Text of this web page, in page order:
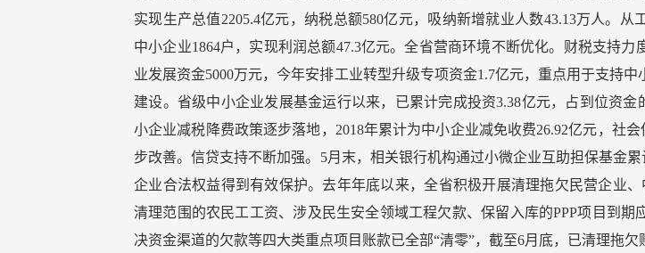
实现生产总值2205.4亿元，纳税总额580亿元，吸纳新增就业人数43.13万人。从
中小企业1864户，实现利润总额47.3亿元。全省营商环境不断优化。财税支持力
业发展资金5000万元，今年安排工业转型升级专项资金1.7亿元，重点用于支持
建设。省级中小企业发展基金运行以来，已累计完成投资3.38亿元，占到位资金
小企业减税降费政策逐步落地，2018年累计为中小企业减免收费26.92亿元，社
步改善。信贷支持不断加强。5月末，相关银行机构通过小微企业互助担保基金累
企业合法权益得到有效保护。去年年底以来，全省积极开展清理拖欠民营企业
清理范围的农民工工资、涉及民生安全领域工程欠款、保留入库的PPP项目到
决资金渠道的欠款等四大类重点项目账款已全部“清零”，截至6月底，已清理拖欠